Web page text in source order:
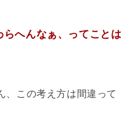
らへんなぁ、ってことは
、この考え方は間違って